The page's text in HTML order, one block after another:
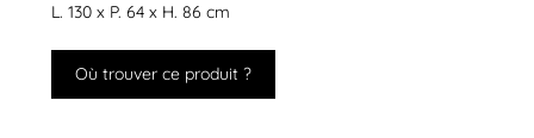
L. 130 x P. 64 x H. 86 cm
Où trouver ce produit ?